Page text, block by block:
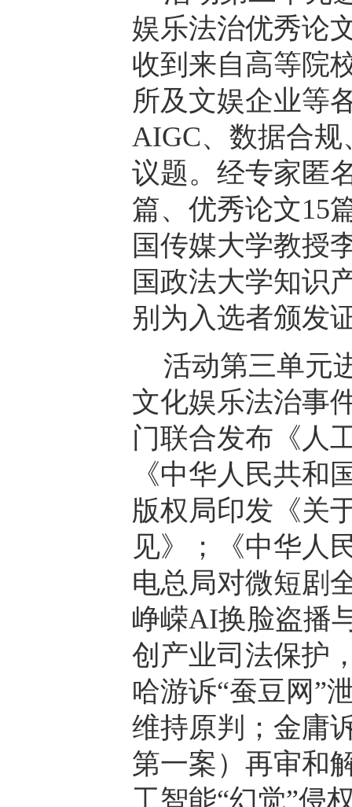
娱乐法治优秀论
收到来自高等院
所及文娱企业等
AIGC、数据合
议题。经专家匿
篇、优秀论文15
国传媒大学教授
国政法大学知识
别为入选者颁发
活动第三单元
文化娱乐法治事
门联合发布《人
《中华人民共和
版权局印发《关
见》；《中华人
电总局对微短剧
峥嵘AI换脸盗播
创产业司法保护
哈游诉“蚕豆网”
维持原判；金庸
第一案）再审和
工智能“幻觉”侵